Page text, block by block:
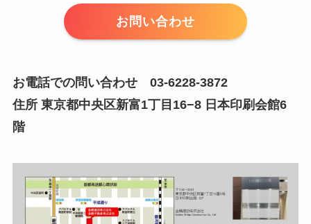
お問い合わせ
お電話での問い合わせ 03-6228-3872
住所 東京都中央区新富1丁目16−8 日本印刷会館6
階